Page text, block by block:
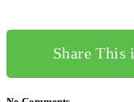
Share This